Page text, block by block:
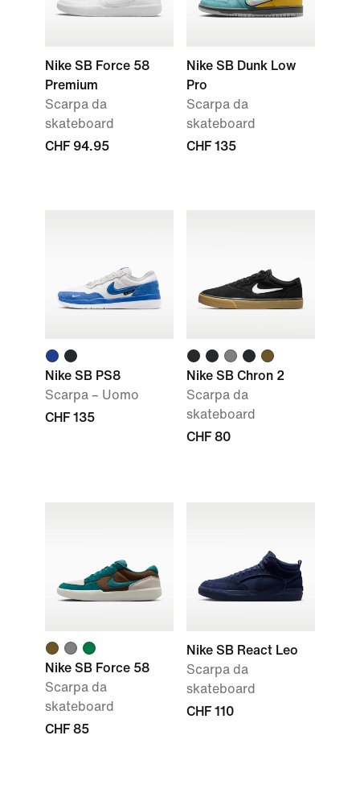
Nike SB Force 58
Premium
Scarpa da
skateboard
CHF 94.95
Nike SB Dunk Low
Pro
Scarpa da
skateboard
CHF 135
Nike SB PS8
Scarpa – Uomo
CHF 135
Nike SB Chron 2
Scarpa da
skateboard
CHF 80
Nike SB Force 58
Scarpa da
skateboard
CHF 85
Nike SB React Leo
Scarpa da
skateboard
CHF 110